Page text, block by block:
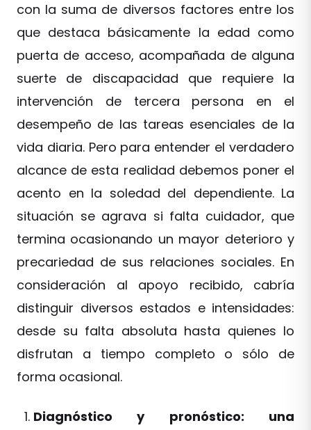
con la suma de diversos factores entre los
que destaca básicamente la edad como
puerta de acceso, acompañada de alguna
suerte de discapacidad que requiere la
intervención de tercera persona en el
desempeño de las tareas esenciales de la
vida diaria. Pero para entender el verdadero
alcance de esta realidad debemos poner el
acento en la soledad del dependiente. La
situación se agrava si falta cuidador, que
termina ocasionando un mayor deterioro y
precariedad de sus relaciones sociales. En
consideración al apoyo recibido, cabría
distinguir diversos estados e intensidades:
desde su falta absoluta hasta quienes lo
disfrutan a tiempo completo o sólo de
forma ocasional.
Diagnóstico y pronóstico: una